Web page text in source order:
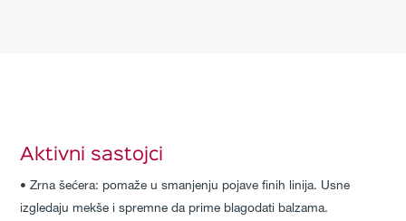
Aktivni sastojci
• Zrna šećera: pomaže u smanjenju pojave finih linija. Usne
izgledaju mekše i spremne da prime blagodati balzama.